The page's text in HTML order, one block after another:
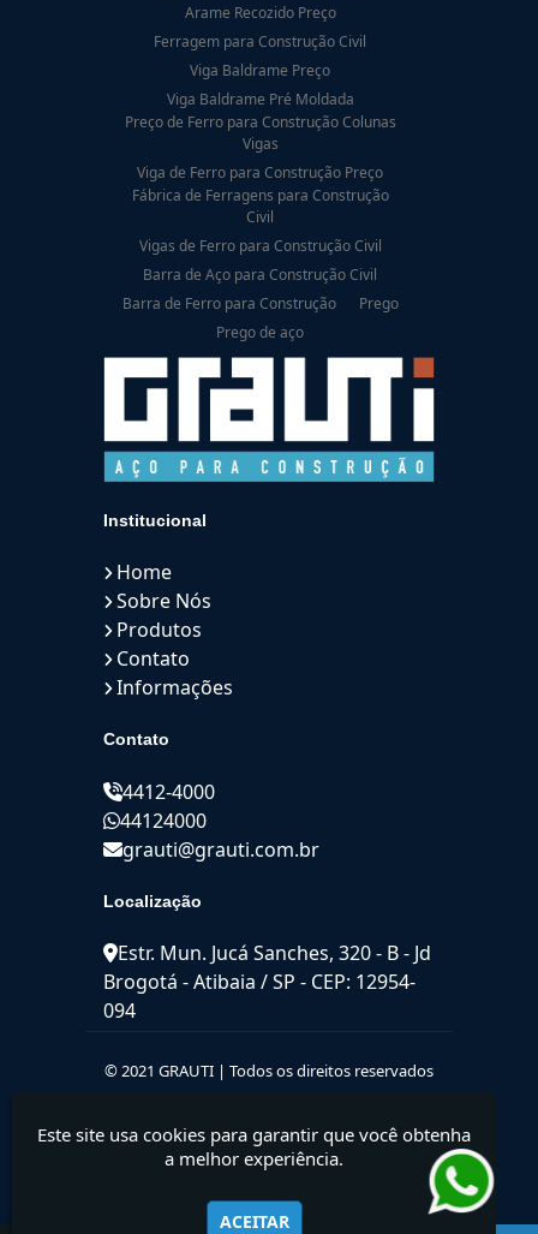
Arame Recozido Preço
Ferragem para Construção Civil
Viga Baldrame Preço
Viga Baldrame Pré Moldada
Preço de Ferro para Construção Colunas
Vigas
Viga de Ferro para Construção Preço
Fábrica de Ferragens para Construção
Civil
Vigas de Ferro para Construção Civil
Barra de Aço para Construção Civil
Barra de Ferro para Construção
Prego
Prego de aço
Institucional
Home
Sobre Nós
Produtos
Contato
Informações
Contato
4412-4000
44124000
grauti@grauti.com.br
Localização
Estr. Mun. Jucá Sanches, 320 - B - Jd
Brogotá - Atibaia / SP - CEP: 12954-
094
© 2021 GRAUTI | Todos os direitos reservados
Este site usa cookies para garantir que você obtenha
a melhor experiência.
ACEITAR